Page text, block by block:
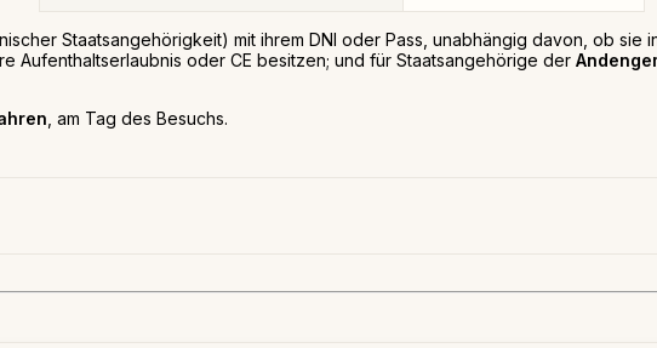
Staatsangehörigkeit) mit ihrem DNI oder Pass, unabhängig davon, ob sie
Aufenthaltserlaubnis oder CE besitzen; und für Staatsangehörige der
, am Tag des Besuchs.